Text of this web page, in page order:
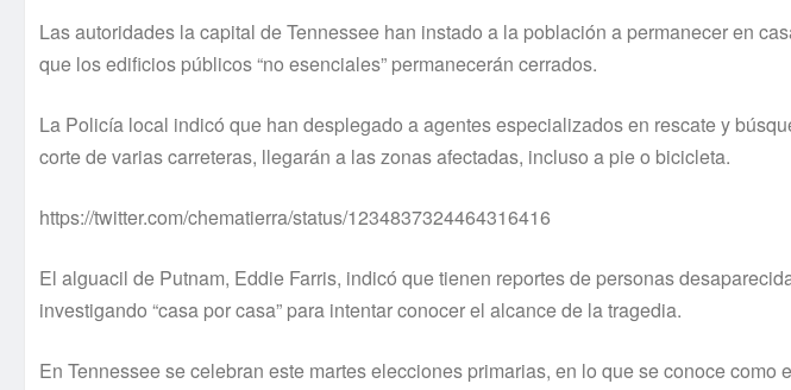
Las autoridades la capital de Tennessee han instado a la población a permanecer en
que los edificios públicos “no esenciales” permanecerán cerrados.
La Policía local indicó que han desplegado a agentes especializados en rescate y
corte de varias carreteras, llegarán a las zonas afectadas, incluso a pie o bicicleta.
https://twitter.com/chematierra/status/1234837324464316416
El alguacil de Putnam, Eddie Farris, indicó que tienen reportes de personas
investigando “casa por casa” para intentar conocer el alcance de la tragedia.
En Tennessee se celebran este martes elecciones primarias, en lo que se conoce como